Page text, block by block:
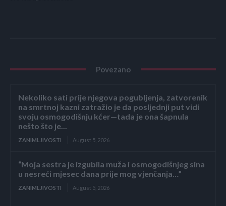
Povezano
Nekoliko sati prije njegova pogubljenja, zatvorenik
na smrtnoj kazni zatražio je da posljednji put vidi
svoju osmogodišnju kćer—tada je ona šapnula
nešto što je...
ZANIMLJIVOSTI August 5, 2026
“Moja sestra je izgubila muža i osmogodišnjeg sina
u nesreći mjesec dana prije mog vjenčanja…”
ZANIMLJIVOSTI August 5, 2026